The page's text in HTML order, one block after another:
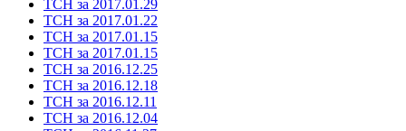
ТСН за 2017.01.29
ТСН за 2017.01.22
ТСН за 2017.01.15
ТСН за 2017.01.15
ТСН за 2016.12.25
ТСН за 2016.12.18
ТСН за 2016.12.11
ТСН за 2016.12.04